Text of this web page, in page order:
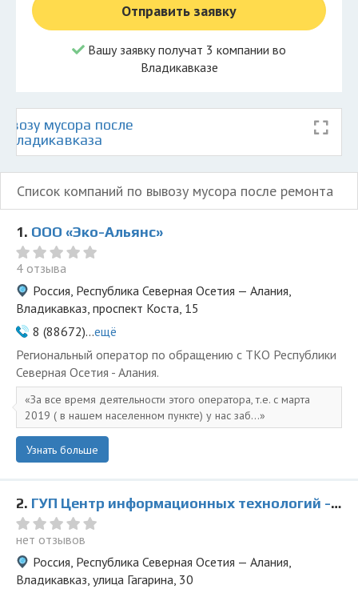
Отправить заявку
Вашу заявку получат 3 компании во
Владикавказе
мусора после
Владикавказа
Список компаний по вывозу мусора после ремонта
1. ООО «Эко-Альянс»
4 отзыва
Россия, Республика Северная Осетия — Алания,
Владикавказ, проспект Коста, 15
8 (88672)...ещё
Региональный оператор по обращению с ТКО Республики
Северная Осетия - Алания.
За все время деятельности этого оператора, т.е. с марта
2019 ( в нашем населенном пункте) у нас заб...
Узнать больше
2. ГУП Центр информационных технологий - представитель ООО Ведущая Утилизирующая Компания
нет отзывов
Россия, Республика Северная Осетия — Алания,
Владикавказ, улица Гагарина, 30